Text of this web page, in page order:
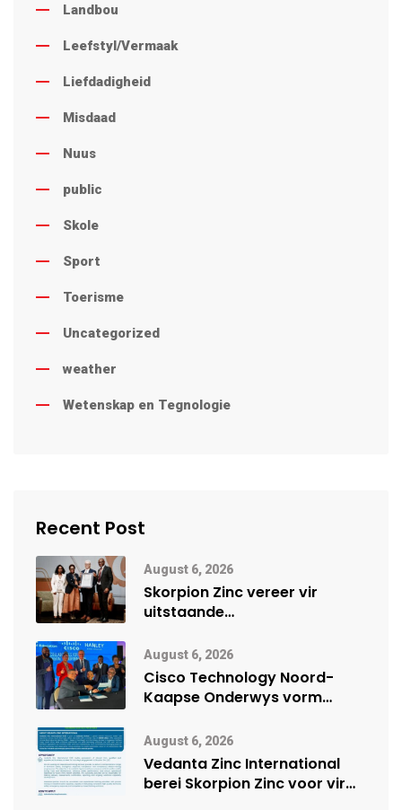
Landbou
Leefstyl/Vermaak
Liefdadigheid
Misdaad
Nuus
public
Skole
Sport
Toerisme
Uncategorized
weather
Wetenskap en Tegnologie
Recent Post
August 6, 2026
Skorpion Zinc vereer vir
uitstaande
Namibië Mynbou Ekspo
August 6, 2026
Cisco Technology Noord-
Kaapse Onderwys vorm
vennootskap
August 6, 2026
Vedanta Zinc International
berei Skorpion Zinc voor vir